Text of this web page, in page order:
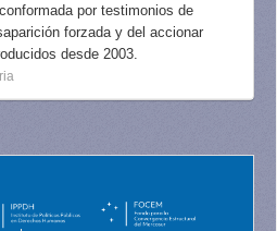
por testimonios de
forzada y del accionar
desde 2003.